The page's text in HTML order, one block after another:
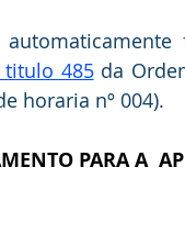
titulo 485 da
horaria nº 004).
PARA A